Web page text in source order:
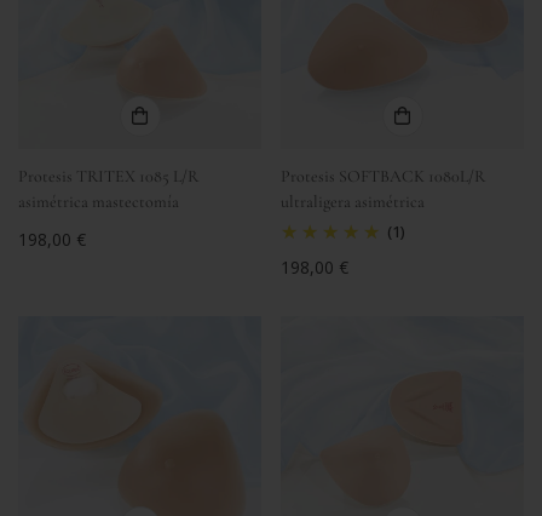
Protesis TRITEX 1085 L/R
asimétrica mastectomía
Precio
198,00 €
Protesis SOFTBACK 1080L/R
ultraligera asimétrica
(1)
Precio
198,00 €